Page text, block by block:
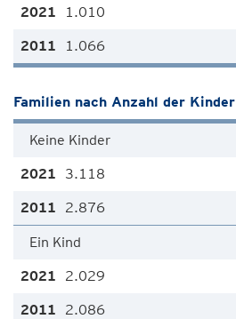
1.010
1.066
Familien nach Anzahl der Kinder
Keine Kinder
3.118
2.876
Ein Kind
2.029
2.086